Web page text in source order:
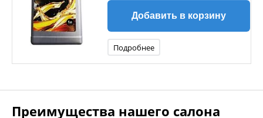
Добавить в корзину
Подробнее
Преимущества нашего салона